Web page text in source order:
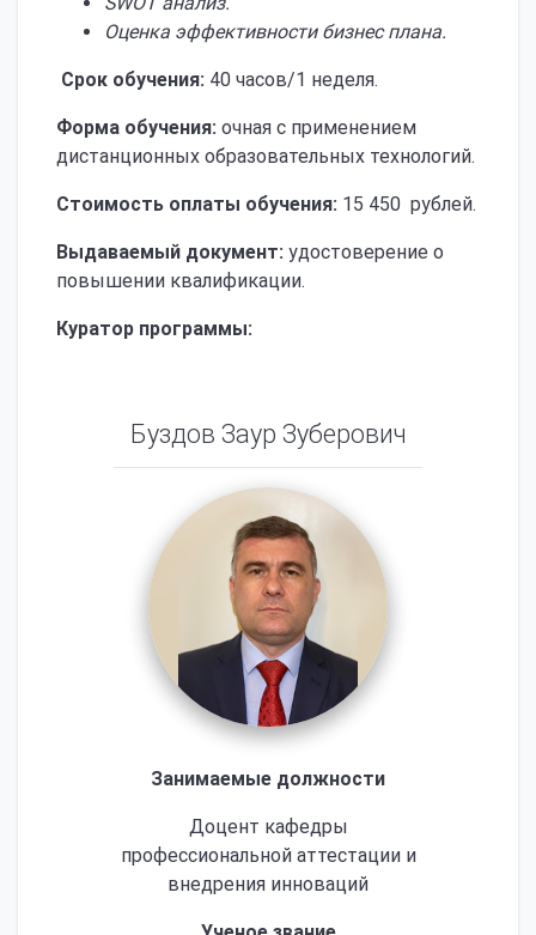
Оценка эффективности бизнес плана.
Срок обучения: 40 часов/1 неделя.
Форма обучения: очная с применением
дистанционных образовательных технологий.
Стоимость оплаты обучения: 15 450 рублей.
Выдаваемый документ: удостоверение о
повышении квалификации.
Куратор программы:
Буздов Заур Зуберович
Занимаемые должности
Доцент кафедры
профессиональной аттестации и
внедрения инноваций